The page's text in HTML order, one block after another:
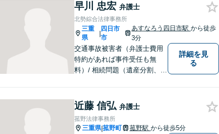
題／離婚問題／相続問題／企
業法務など、幅広く対応可
能。【明確な料金体系】どう
ぞご連絡ください。
早川 忠宏 弁護士
北勢綜合法律事務所
三重
県
|
四日市
市
あすなろう四日市駅 から徒歩
3分
交通事故被害者（弁護士費用
特約があれば事件受任も無
料）/ 相続問題（遺産分割、遺
詳細を見
る
近藤 信弘 弁護士
菰野法律事務所
三重県|菰野町 菰野駅 から徒歩5分